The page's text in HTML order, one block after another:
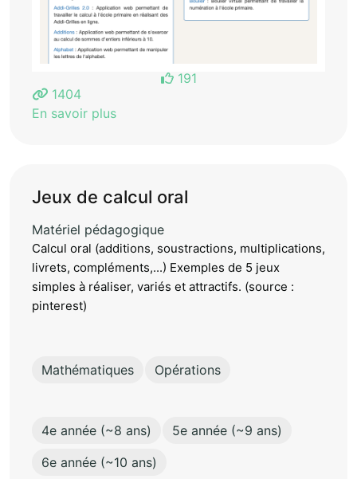
191
1404
En savoir plus
Jeux de calcul oral
Matériel pédagogique
Calcul oral (additions, soustractions, multiplications,
livrets, compléments,...) Exemples de 5 jeux
simples à réaliser, variés et attractifs. (source :
pinterest)
Mathématiques Opérations
4e année (~8 ans)
5e année (~9 ans)
6e année (~10 ans)